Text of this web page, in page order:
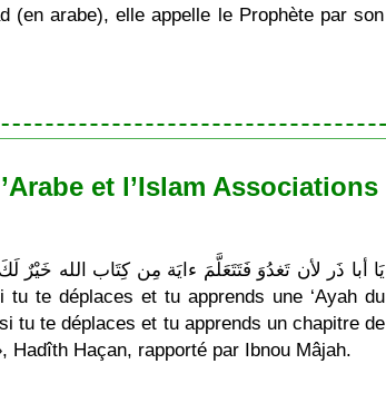
(en arabe), elle appelle le Prophète par son
et l’Islam Associations
tu te déplaces et tu apprends un chapitre de
Haçan, rapporté par Ibnou Mâjah.